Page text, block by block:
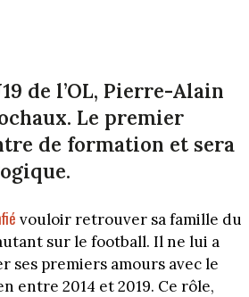
de l’OL, Pierre-Alain
Le premier
de formation et sera
vouloir retrouver sa famille du
sur le football. Il ne lui a
ses premiers amours avec le
entre 2014 et 2019. Ce rôle,